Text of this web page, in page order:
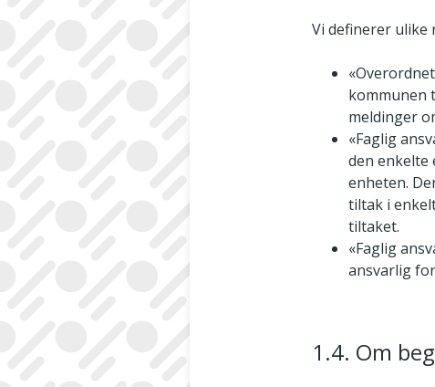
Vi definerer ulike
kommunen
meldinger
«Faglig
den enkelte
enheten.
tiltak i
tiltaket.
«Faglig
ansvarlig
1.4. Om